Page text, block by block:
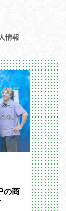
情報
の商